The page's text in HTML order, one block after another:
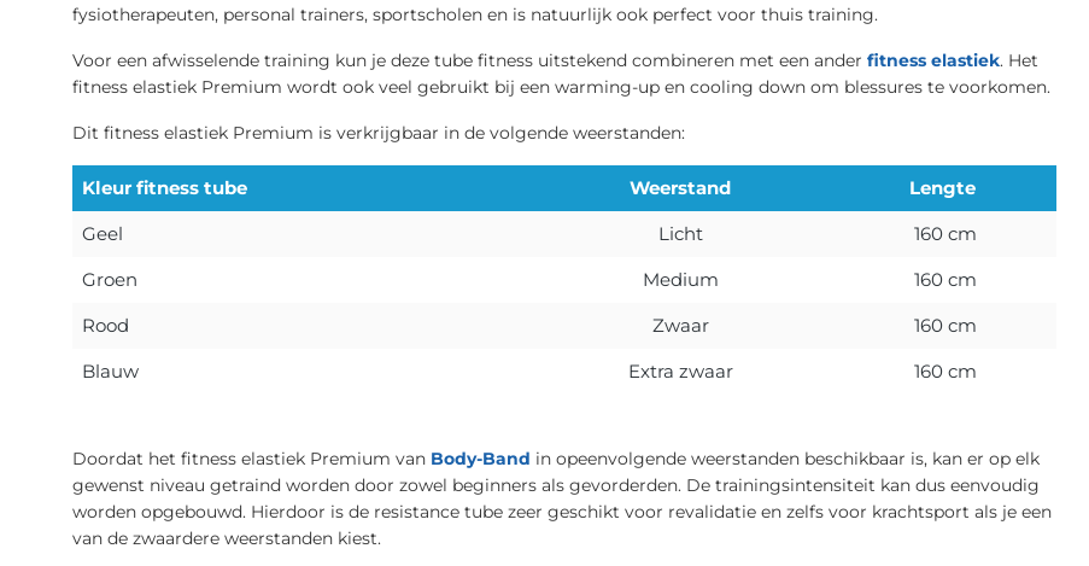
fysiotherapeuten, personal trainers, sportscholen en is natuurlijk ook perfect voor thuis training.
Voor een afwisselende training kun je deze tube fitness uitstekend combineren met een ander fitness elastiek. Het
fitness elastiek Premium wordt ook veel gebruikt bij een warming-up en cooling down om blessures te voorkomen.
Dit fitness elastiek Premium is verkrijgbaar in de volgende weerstanden:
Kleur fitness tube Weerstand
Lengte
Geel
Licht
160 cm
Groen
Medium
160 cm
Rood
Zwaar
160 cm
Blauw
Extra zwaar 160 cm
Doordat het fitness elastiek Premium van Body-Band in opeenvolgende weerstanden beschikbaar is, kan er op elk
gewenst niveau getraind worden door zowel beginners als gevorderden. De trainingsintensiteit kan dus eenvoudig
worden opgebouwd. Hierdoor is de resistance tube zeer geschikt voor revalidatie en zelfs voor krachtsport als je een
van de zwaardere weerstanden kiest.